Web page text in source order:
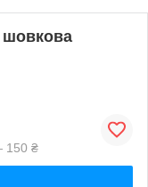
шовкова
150 ₴